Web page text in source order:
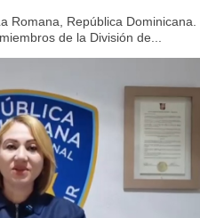
Romana, República Dominicana.
de la División de...